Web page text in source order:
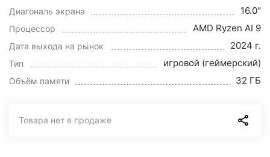
Диагональ экрана 16.0"
Процессор AMD Ryzen AI 9
Дата выхода на рынок 2024 г.
Тип игровой (геймерский)
Объём памяти 32 ГБ
Товара нет в продаже